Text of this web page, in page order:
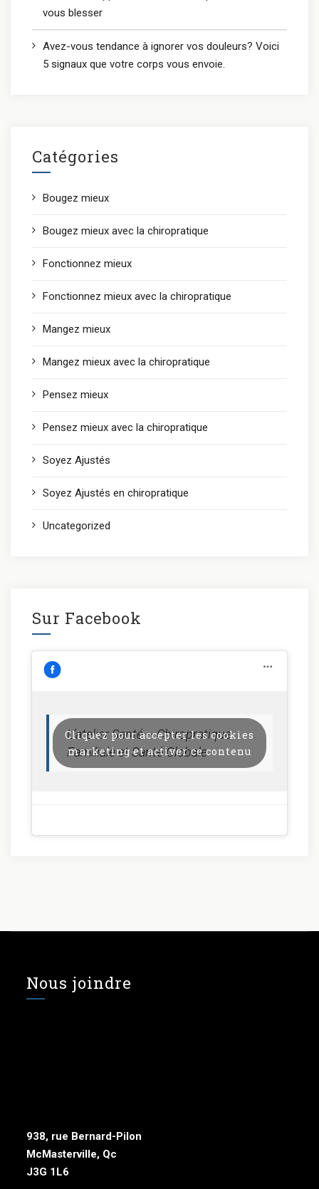
vous blesser
Avez-vous tendance à ignorer vos douleurs? Voici
5 signaux que votre corps vous envoie.
Catégories
Bougez mieux
Bougez mieux avec la chiropratique
Fonctionnez mieux
Fonctionnez mieux avec la chiropratique
Mangez mieux
Mangez mieux avec la chiropratique
Pensez mieux
Pensez mieux avec la chiropratique
Soyez Ajustés
Soyez Ajustés en chiropratique
Uncategorized
Sur Facebook
L’atelier Santé – Chiropratique
Familiale et Santé Globale
Cliquez pour accepter les cookies
marketing et activer ce contenu
Nous joindre
938, rue Bernard-Pilon
McMasterville, Qc
J3G 1L6